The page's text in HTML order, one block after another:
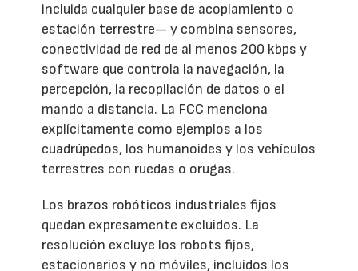
incluida cualquier base de acoplamiento o
estación terrestre— y combina sensores,
conectividad de red de al menos 200 kbps y
software que controla la navegación, la
percepción, la recopilación de datos o el
mando a distancia. La FCC menciona
explícitamente como ejemplos a los
cuadrúpedos, los humanoides y los vehículos
terrestres con ruedas o orugas.
Los brazos robóticos industriales fijos
quedan expresamente excluidos. La
resolución excluye los robots fijos,
estacionarios y no móviles, incluidos los